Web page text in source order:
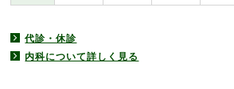
代診・休診
内科について詳しく見る